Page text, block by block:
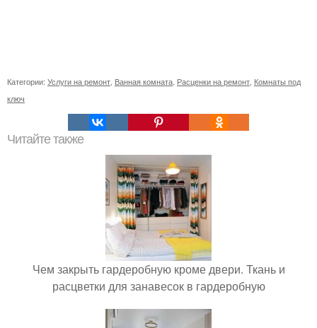
Категории: Услуги на ремонт Ванная комната Расценки на ремонт Комнаты под
ключ
Читайте также
Чем закрыть гардеробную кроме двери. Ткань и
расцветки для занавесок в гардеробную